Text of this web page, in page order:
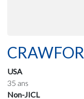
USA
35 ans
Non-JICL